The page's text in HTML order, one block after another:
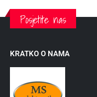
Posjetite nas
KRATKO O NAMA